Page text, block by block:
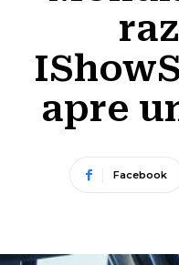
apre
Facebook